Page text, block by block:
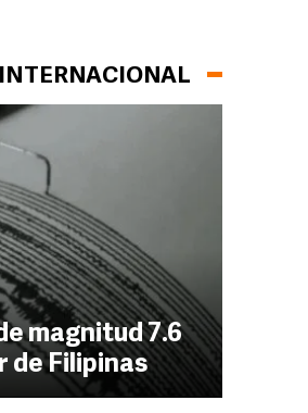
magnitud 7.6
de Filipinas